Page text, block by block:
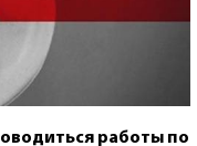
работы по